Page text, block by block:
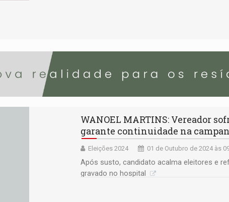
WANOEL MARTINS: Vereador
garante continuidade na
Eleições 2024 01 de Outubro de 2024 às
Após susto, candidato acalma eleitores e
gravado no hospital